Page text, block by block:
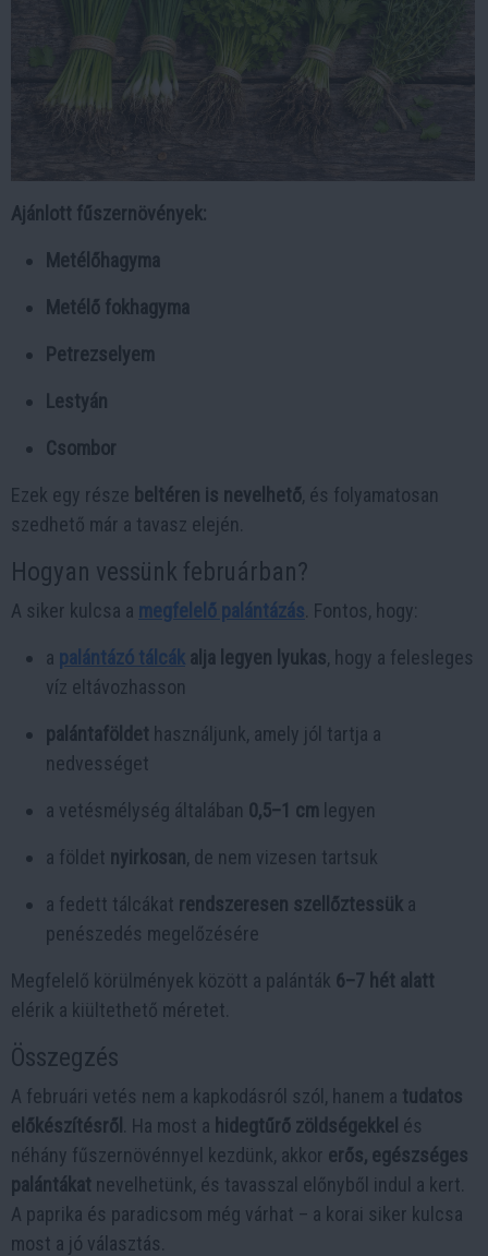
Ajánlott fűszernövények:
Metélőhagyma
Metélő fokhagyma
Petrezselyem
Lestyán
Csombor
Ezek egy része beltéren is nevelhető, és folyamatosan
szedhető már a tavasz elején.
Hogyan vessünk februárban?
A siker kulcsa a megfelelő palántázás . Fontos, hogy:
a palántázó tálcák alja legyen lyukas, hogy a felesleges
víz eltávozhasson
palántaföldet használjunk, amely jól tartja a
nedvességet
a vetésmélység általában 0,5–1 cm legyen
a földet nyirkosan, de nem vizesen tartsuk
a fedett tálcákat rendszeresen szellőztessük a
penészedés megelőzésére
Megfelelő körülmények között a palánták 6–7 hét alatt
elérik a kiültethető méretet.
Összegzés
A februári vetés nem a kapkodásról szól, hanem a tudatos
előkészítésről
. Ha most a hidegtűrő zöldségekkel és
néhány fűszernövénnyel kezdünk, akkor erős, egészséges
palántákat nevelhetünk, és tavasszal előnyből indul a kert.
A paprika és paradicsom még várhat – a korai siker kulcsa
most a jó választás.